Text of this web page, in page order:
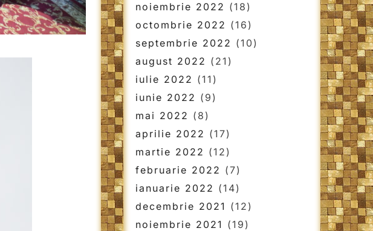
noiembrie 2022 (18)
octombrie 2022 (16)
septembrie 2022 (10)
august 2022 (21)
iulie 2022 (11)
iunie 2022 (9)
mai 2022 (8)
aprilie 2022 (17)
martie 2022 (12)
februarie 2022 (7)
ianuarie 2022 (14)
decembrie 2021 (12)
noiembrie 2021 (19)